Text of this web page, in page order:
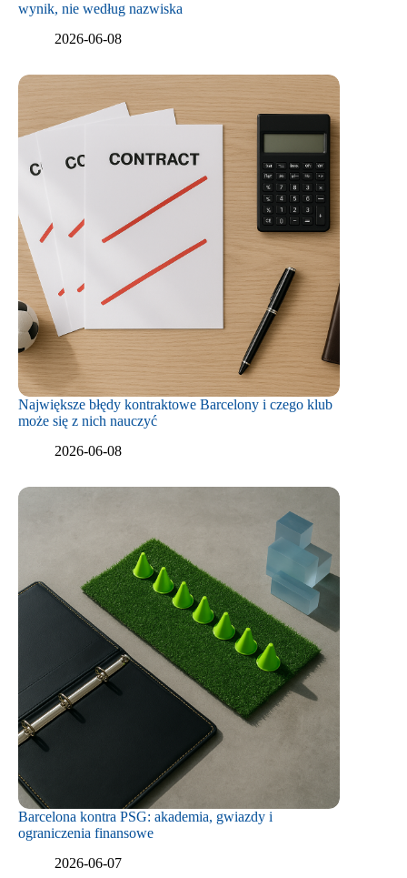
wynik, nie według nazwiska
2026-06-08
Największe błędy kontraktowe Barcelony i czego klub
może się z nich nauczyć
2026-06-08
Barcelona kontra PSG: akademia, gwiazdy i
ograniczenia finansowe
2026-06-07